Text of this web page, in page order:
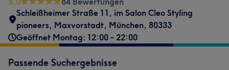
Schleißheimer Straße 11, im Salon Cleo Styling
pioneers, Maxvorstadt, München, 80333
Geöffnet Montag: 12:00 - 22:00
Passende Suchergebnisse